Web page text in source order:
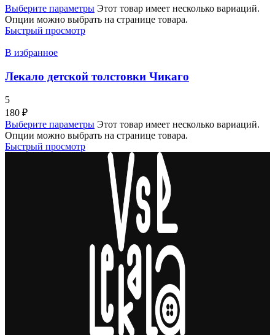
Выберите параметры Этот товар имеет несколько вариаций.
Опции можно выбрать на странице товара.
Быстрый просмотр
В избранное
Лекало детской толстовки Чикаго
5
180 ₽
Выберите параметры Этот товар имеет несколько вариаций.
Опции можно выбрать на странице товара.
Быстрый просмотр